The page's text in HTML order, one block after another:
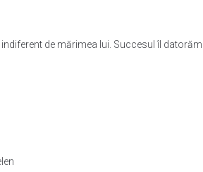
de mărimea lui. Succesul îl